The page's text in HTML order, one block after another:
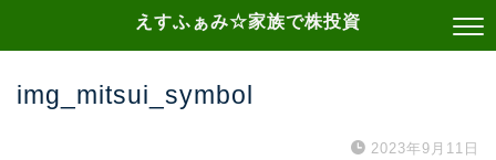
えすふぁみ☆家族で株投資
img_mitsui_symbol
2023年9月11日